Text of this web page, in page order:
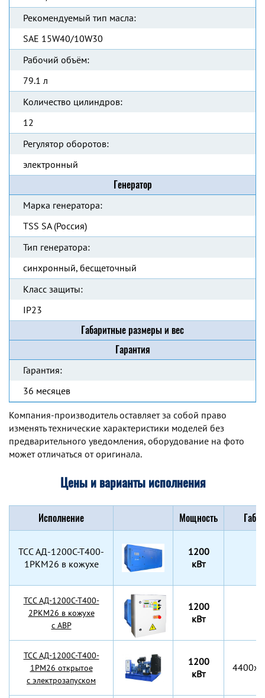
Рекомендуемый тип масла:
SAE 15W40/10W30
Рабочий объём:
79.1 л
Количество цилиндров:
12
Регулятор оборотов:
электронный
Генератор
Марка генератора:
TSS SA (Россия)
Тип генератора:
синхронный, бесщеточный
Класс защиты:
IP23
Габаритные размеры и вес
Гарантия
Гарантия:
36 месяцев
Компания-производитель оставляет за собой право
изменять технические характеристики моделей без
предварительного уведомления, оборудование на фото
может отличаться от оригинала.
Цены и варианты исполнения
Исполнение Мощность
TCC АД-1200С-Т400-
1РКМ26 в кожухе
1200
кВт
TCC АД-1200С-Т400-
2РКМ26 в кожухе
с АВР
1200
кВт
TCC АД-1200С-Т400-
1РМ26 открытое
с электрозапуском
1200
кВт